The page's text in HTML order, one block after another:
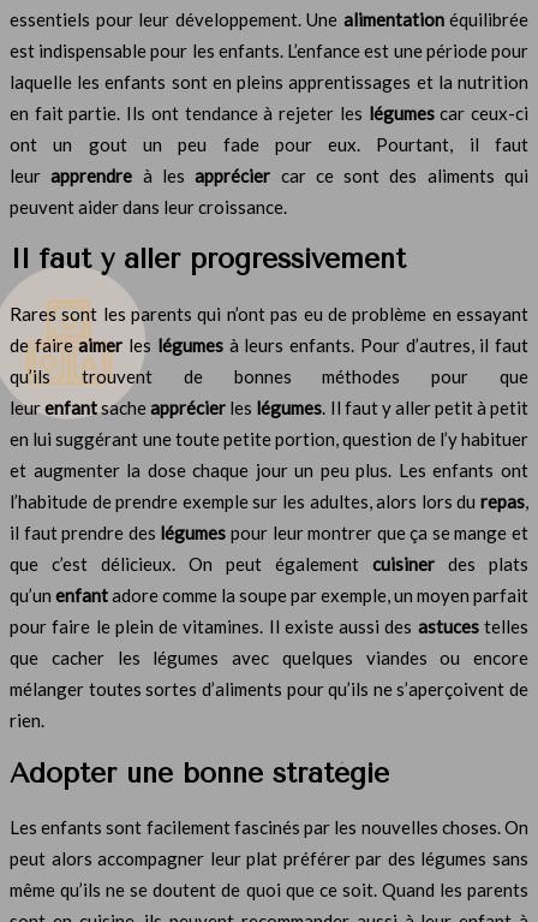
essentiels pour leur développement. Une alimentationéquilibrée
est indispensable pour les enfants. L’enfance est une période pour
laquelle les enfants sont en pleins apprentissages et la nutrition
en fait partie. Ils ont tendance à rejeter les légumescar ceux-ci
ont un gout un peu fade pour eux. Pourtant, il faut
leurapprendre à lesapprécier car ce sont des aliments qui
peuvent aider dans leur croissance.
Il faut y aller progressivement
Rares sont les parents qui n’ont pas eu de problème en essayant
de faireaimer les légumesà leurs enfants. Pour d’autres, il faut
qu’ils trouvent de bonnes méthodes pour que
leurenfantsacheapprécier les légumes. Il faut y aller petit à petit
en lui suggérant une toute petite portion, question de l’y habituer
et augmenter la dose chaque jour un peu plus. Les enfants ont
l’habitude de prendre exemple sur les adultes, alors lors du repas,
il faut prendre des légumes pour leur montrer que ça se mange et
que c’est délicieux. On peut également cuisiner des plats
qu’un enfantadore comme la soupe par exemple, un moyen parfait
pour faire le plein de vitamines. Il existe aussi des astucestelles
que cacher les légumes avec quelques viandes ou encore
mélanger toutes sortes d’aliments pour qu’ils ne s’aperçoivent de
rien.
Adopter une bonne stratégie
Les enfants sont facilement fascinés par les nouvelles choses. On
peut alors accompagner leur plat préférer par des légumes sans
même qu’ils ne se doutent de quoi que ce soit. Quand les parents